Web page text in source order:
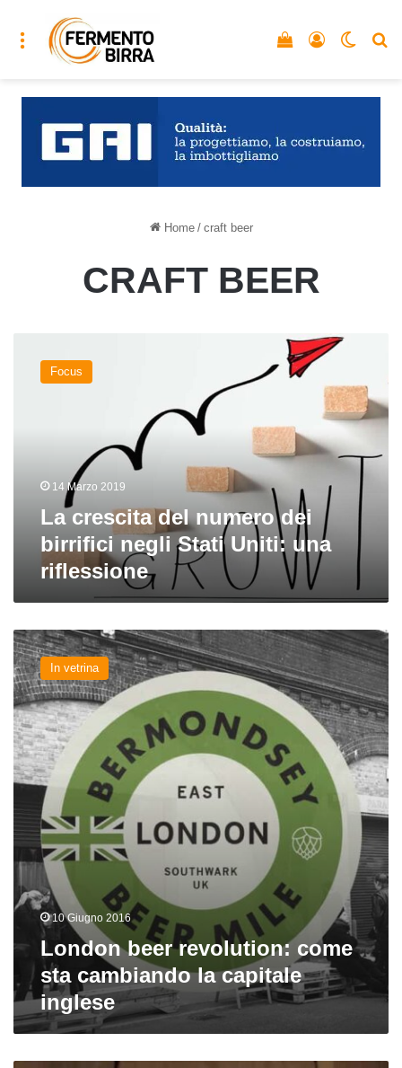
Menu Accedi
Vedi il carrello
Home / craft beer
CRAFT BEER
crescita
Focus
14 Marzo 2019
La crescita del numero dei
birrifici negli Stati Uniti: una
riflessione
London
beer
revolution:
come
sta
cambiando
la
capitale
inglese
In vetrina
10 Giugno 2016
London beer revolution: come
sta cambiando la capitale
inglese